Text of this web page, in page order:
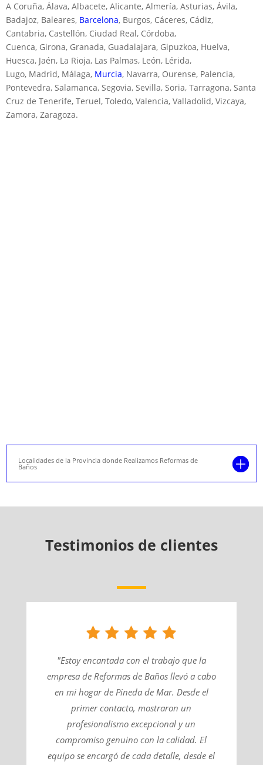
A Coruña, Álava, Albacete, Alicante, Almería, Asturias, Ávila,
Badajoz, Baleares, Barcelona, Burgos, Cáceres, Cádiz,
Cantabria, Castellón, Ciudad Real, Córdoba,
Cuenca, Girona, Granada, Guadalajara, Gipuzkoa, Huelva,
Huesca, Jaén, La Rioja, Las Palmas, León, Lérida,
Lugo, Madrid, Málaga, Murcia, Navarra, Ourense, Palencia,
Pontevedra, Salamanca, Segovia, Sevilla, Soria, Tarragona, Santa
Cruz de Tenerife, Teruel, Toledo, Valencia, Valladolid, Vizcaya,
Zamora, Zaragoza.
Localidades de la Provincia donde Realizamos Reformas de
Baños
Testimonios de clientes
"Estoy encantada con el trabajo que la
empresa de Reformas de Baños llevó a cabo
en mi hogar de Pineda de Mar. Desde el
primer contacto, mostraron un
profesionalismo excepcional y un
compromiso genuino con la calidad. El
equipo se encargó de cada detalle, desde el